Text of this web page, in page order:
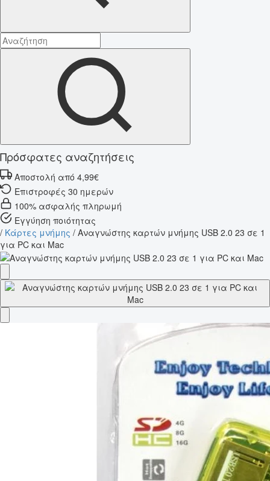
Πρόσφατες αναζητήσεις
Αποστολή από 4,99€
Επιστροφές 30 ημερών
100% ασφαλής πληρωμή
Εγγύηση ποιότητας
/ Κάρτες μνήμης / Αναγνώστης καρτών μνήμης USB 2.0 23 σε 1
για PC και Mac